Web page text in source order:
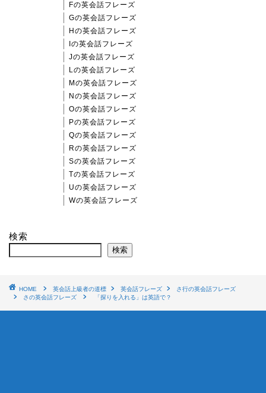
Fの英会話フレーズ
Gの英会話フレーズ
Hの英会話フレーズ
Iの英会話フレーズ
Jの英会話フレーズ
Lの英会話フレーズ
Mの英会話フレーズ
Nの英会話フレーズ
Oの英会話フレーズ
Pの英会話フレーズ
Qの英会話フレーズ
Rの英会話フレーズ
Sの英会話フレーズ
Tの英会話フレーズ
Uの英会話フレーズ
Wの英会話フレーズ
検索
検索
HOME 英会話上級者の道標 英会話フレーズ
さ行の英会話フレーズ
さの英会話フレーズ
「探りを入れる」は英語で？